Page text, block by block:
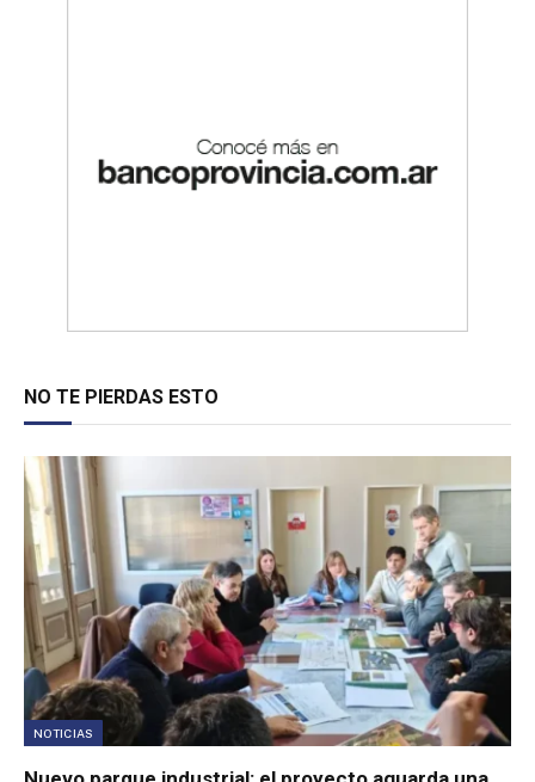
NO TE PIERDAS ESTO
NOTICIAS